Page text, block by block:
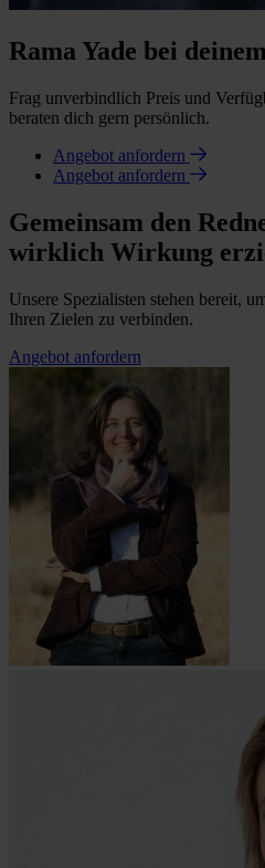
Rama Yade bei
Frag unverbindlich Preis und
beraten dich gern persönlich.
Angebot anfordern
Angebot anfordern
Gemeinsam den
wirklich Wirkung
Unsere Spezialisten stehen bereit,
Ihren Zielen zu verbinden.
Angebot anfordern